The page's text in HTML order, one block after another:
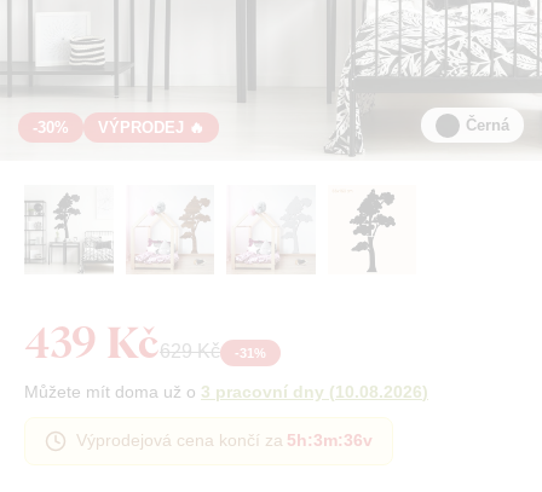
-30% VÝPRODEJ 🔥 Černá
439 Kč629 Kč -31%
Můžete mít doma už o 3 pracovní dny (10.08.2026)
Výprodejová cena končí za 5h:3m:35v